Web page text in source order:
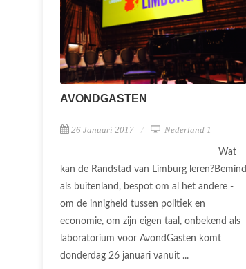
AVONDGASTEN
26 Januari 2017 Nederland 1
Wat
kan de Randstad van Limburg leren?Bemind
als buitenland, bespot om al het andere -
om de innigheid tussen politiek en
economie, om zijn eigen taal, onbekend als
laboratorium voor AvondGasten komt
donderdag 26 januari vanuit ...